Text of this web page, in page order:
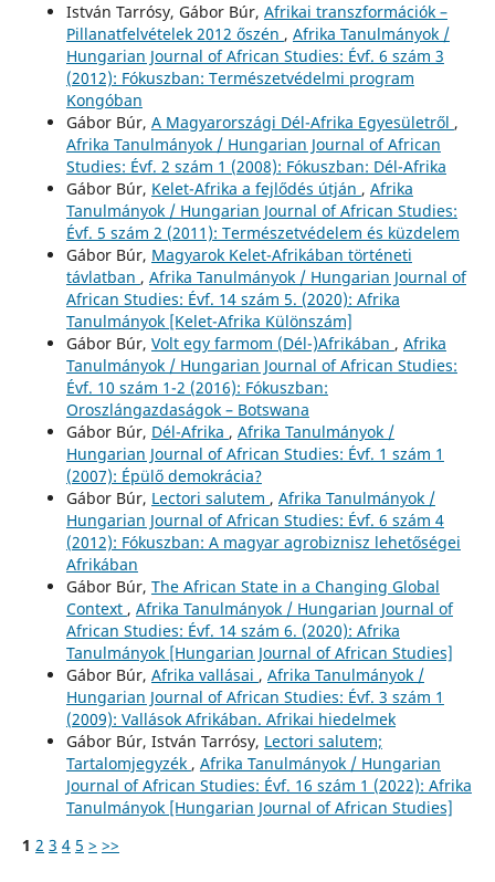
István Tarrósy, Gábor Búr, Afrikai transzformációk –
Pillanatfelvételek 2012 őszén , Afrika Tanulmányok /
Hungarian Journal of African Studies: Évf. 6 szám 3
(2012): Fókuszban: Természetvédelmi program
Kongóban
Gábor Búr, A Magyarországi Dél-Afrika Egyesületről ,
Afrika Tanulmányok / Hungarian Journal of African
Studies: Évf. 2 szám 1 (2008): Fókuszban: Dél-Afrika
Gábor Búr, Kelet-Afrika a fejlődés útján , Afrika
Tanulmányok / Hungarian Journal of African Studies:
Évf. 5 szám 2 (2011): Természetvédelem és küzdelem
Gábor Búr, Magyarok Kelet-Afrikában történeti
távlatban , Afrika Tanulmányok / Hungarian Journal of
African Studies: Évf. 14 szám 5. (2020): Afrika
Tanulmányok [Kelet-Afrika Különszám]
Gábor Búr, Volt egy farmom (Dél-)Afrikában , Afrika
Tanulmányok / Hungarian Journal of African Studies:
Évf. 10 szám 1-2 (2016): Fókuszban:
Oroszlángazdaságok – Botswana
Gábor Búr, Dél-Afrika , Afrika Tanulmányok /
Hungarian Journal of African Studies: Évf. 1 szám 1
(2007): Épülő demokrácia?
Gábor Búr, Lectori salutem , Afrika Tanulmányok /
Hungarian Journal of African Studies: Évf. 6 szám 4
(2012): Fókuszban: A magyar agrobiznisz lehetőségei
Afrikában
Gábor Búr, The African State in a Changing Global
Context , Afrika Tanulmányok / Hungarian Journal of
African Studies: Évf. 14 szám 6. (2020): Afrika
Tanulmányok [Hungarian Journal of African Studies]
Gábor Búr, Afrika vallásai , Afrika Tanulmányok /
Hungarian Journal of African Studies: Évf. 3 szám 1
(2009): Vallások Afrikában. Afrikai hiedelmek
Gábor Búr, István Tarrósy, Lectori salutem;
Tartalomjegyzék , Afrika Tanulmányok / Hungarian
Journal of African Studies: Évf. 16 szám 1 (2022): Afrika
Tanulmányok [Hungarian Journal of African Studies]
1 2 3 4 5 > >>